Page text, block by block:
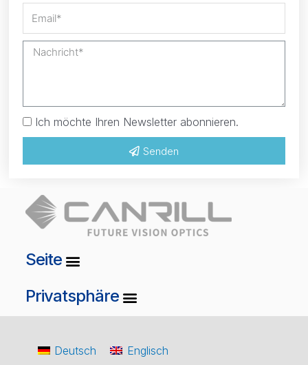
Ich möchte Ihren Newsletter abonnieren.
Senden
Seite
Privatsphäre
Deutsch Englisch